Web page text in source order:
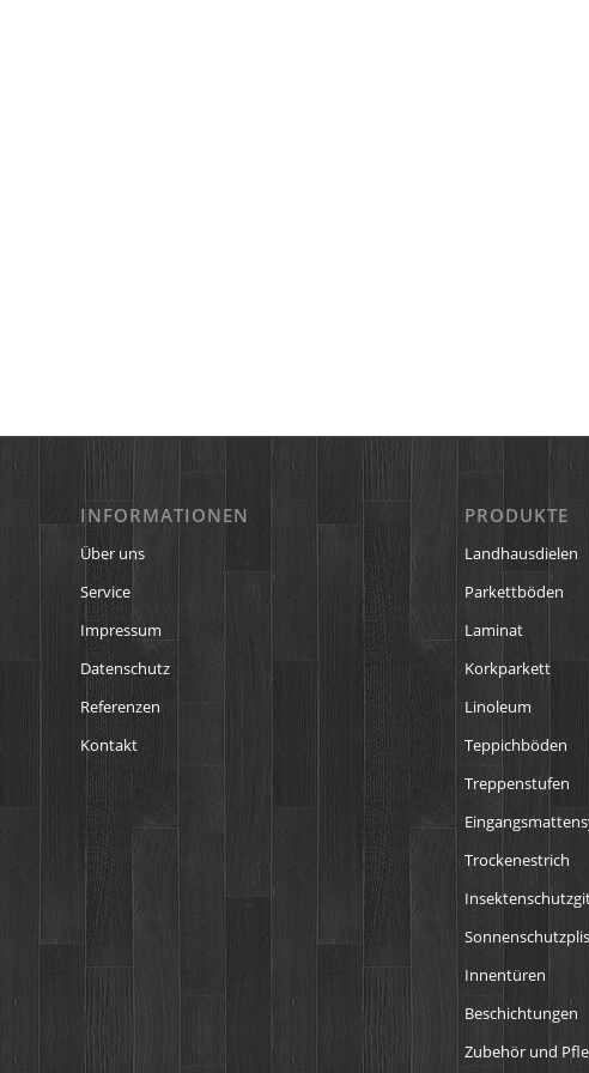
INFORMATIONEN
Über uns
Service
Impressum
Datenschutz
Referenzen
Kontakt
PRODUKTE
Landhausdielen
Parkettböden
Laminat
Korkparkett
Linoleum
Teppichböden
Treppenstufen
Trockenestrich
Innentüren
Beschichtungen
Zubehör und